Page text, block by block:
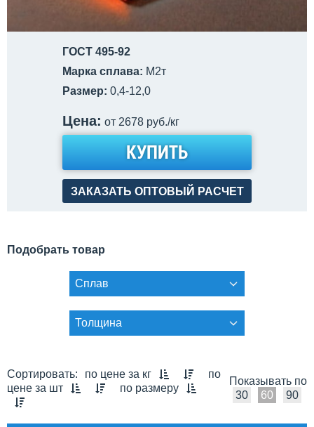
ГОСТ 495-92
Марка сплава: М2т
Размер: 0,4-12,0
Цена: от 2678 руб./кг
КУПИТЬ
ЗАКАЗАТЬ ОПТОВЫЙ РАСЧЕТ
Подобрать товар
Сплав
Толщина
Сортировать: по цене за кг
по
цене за шт
по размеру
Показывать по
30
60 90